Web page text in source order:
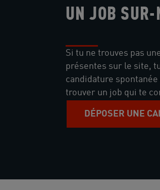
UN JOB SUR-
Si tu ne trouves pas
présentes sur le site,
candidature
trouver un job qui te
DÉPOSER UNE